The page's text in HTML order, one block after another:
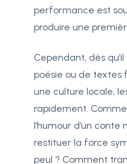
performance est
produire une
Cependant, dès qu’il
poésie ou de textes
une culture locale,
rapidement.
l’humour d’un conte
restituer la force
peul ? Comment